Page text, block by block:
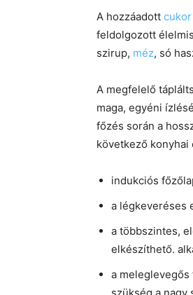
A hozzáadott cukor
feldolgozott
szirup, méz, só
A megfelelő
maga, egyéni
főzés során a
következő konyhai
indukciós
a légkeveréses
a többszintes,
elkészíthető.
a